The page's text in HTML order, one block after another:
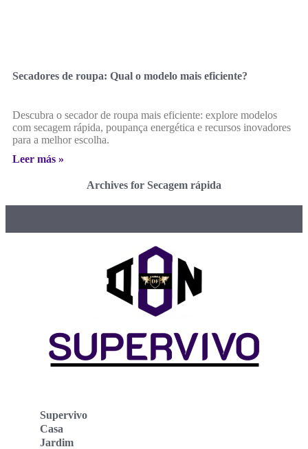
Secadores de roupa: Qual o modelo mais eficiente?
Descubra o secador de roupa mais eficiente: explore modelos
com secagem rápida, poupança energética e recursos inovadores
para a melhor escolha.
Leer más »
Archives for Secagem rápida
Supervivo
Casa
Jardim